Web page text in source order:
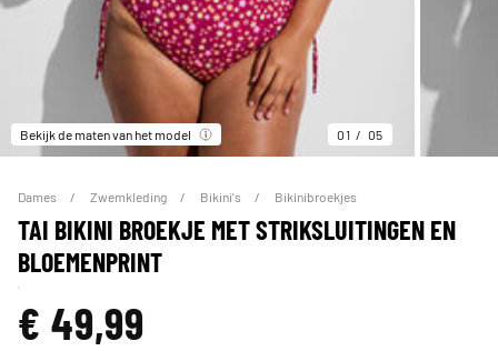
Bekijk de maten van het model 01 05
Dames Zwemkleding Bikini's Bikinibroekjes
TAI BIKINI BROEKJE MET STRIKSLUITINGEN EN
BLOEMENPRINT
€ 49,99